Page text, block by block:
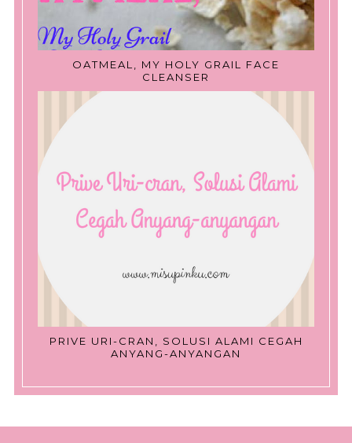
OATMEAL, MY HOLY GRAIL FACE
CLEANSER
PRIVE URI-CRAN, SOLUSI ALAMI CEGAH
ANYANG-ANYANGAN